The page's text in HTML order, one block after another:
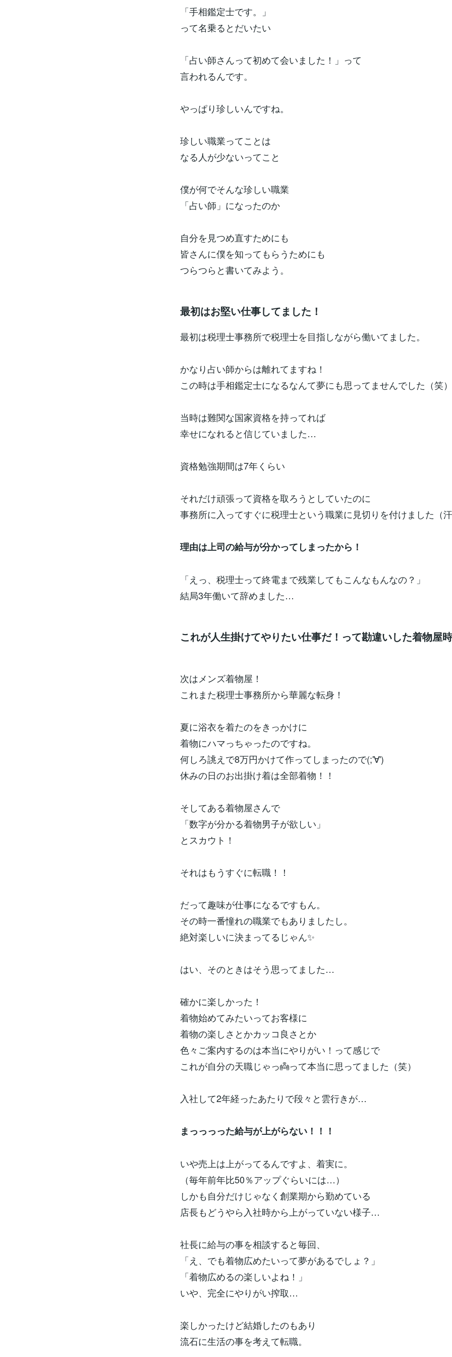
「手相鑑定士です。」
って名乗るとだいたい
「占い師さんって初めて会いました！」って
言われるんです。
やっぱり珍しいんですね。
珍しい職業ってことは
なる人が少ないってこと
僕が何でそんな珍しい職業
「占い師」になったのか
自分を見つめ直すためにも
皆さんに僕を知ってもらうためにも
つらつらと書いてみよう。
最初はお堅い仕事してました！
最初は税理士事務所で税理士を目指しながら働いてました。
かなり占い師からは離れてますね！
この時は手相鑑定士になるなんて夢にも思ってませんでした（笑）
当時は難関な国家資格を持ってれば
幸せになれると信じていました…
資格勉強期間は7年くらい
それだけ頑張って資格を取ろうとしていたのに
事務所に入ってすぐに税理士という職業に見切りを付けました（汗
理由は上司の給与が分かってしまったから！
「えっ、税理士って終電まで残業してもこんなもんなの？」
結局3年働いて辞めました…
これが人生掛けてやりたい仕事だ！って勘違いした着物屋
次はメンズ着物屋！
これまた税理士事務所から華麗な転身！
夏に浴衣を着たのをきっかけに
着物にハマっちゃったのですね。
何しろ誂えで8万円かけて作ってしまったので(;'∀')
休みの日のお出掛け着は全部着物！！
そしてある着物屋さんで
「数字が分かる着物男子が欲しい」
とスカウト！
それはもうすぐに転職！！
だって趣味が仕事になるですもん。
その時一番憧れの職業でもありましたし。
絶対楽しいに決まってるじゃん✨
はい、そのときはそう思ってました…
確かに楽しかった！
着物始めてみたいってお客様に
着物の楽しさとかカッコ良さとか
色々ご案内するのは本当にやりがい！って感じで
これが自分の天職じゃっ👼って本当に思ってました（笑）
入社して2年経ったあたりで段々と雲行きが…
まっっっった給与が上がらない！！！
いや売上は上がってるんですよ、着実に。
（毎年前年比50％アップぐらいには…）
しかも自分だけじゃなく創業期から勤めている
店長もどうやら入社時から上がっていない様子…
社長に給与の事を相談すると毎回、
「え、でも着物広めたいって夢があるでしょ？」
「着物広めるの楽しいよね！」
いや、完全にやりがい搾取…
楽しかったけど結婚したのもあり
流石に生活の事を考えて転職。